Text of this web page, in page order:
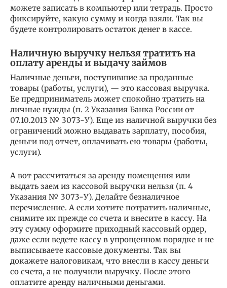
можете записать в компьютер или тетрадь. Просто
фиксируйте, какую сумму и когда взяли. Так вы
будете контролировать остаток денег в кассе.
Наличную выручку нельзя тратить на
оплату аренды и выдачу займов
Наличные деньги, поступившие за проданные
товары (работы, услуги), — это кассовая выручка.
Ее предприниматель может спокойно тратить на
личные нужды (п. 2 Указания Банка России от
07.10.2013 № 3073-У). Еще из наличной выручки без
ограничений можно выдавать зарплату, пособия,
деньги под отчет, оплачивать ею товары (работы,
услуги).
А вот рассчитаться за аренду помещения или
выдать заем из кассовой выручки нельзя (п. 4
Указания № 3073-У). Делайте безналичное
перечисление. А если хотите потратить наличные,
снимите их прежде со счета и внесите в кассу. На
эту сумму оформите приходный кассовый ордер,
даже если ведете кассу в упрощенном порядке и не
выписываете кассовые документы. Так вы
докажете налоговикам, что внесли в кассу деньги
со счета, а не получили выручку. После этого
оплатите аренду наличными деньгами.